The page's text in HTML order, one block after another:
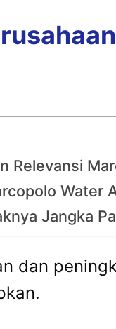
Relevansi
Water
Jangka
dan